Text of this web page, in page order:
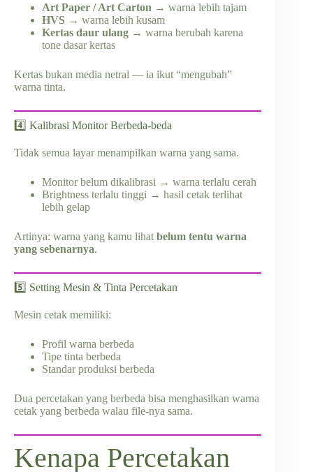
Art Paper / Art Carton → warna lebih tajam
HVS → warna lebih kusam
Kertas daur ulang → warna berubah karena
tone dasar kertas
Kertas bukan media netral — ia ikut “mengubah”
warna tinta.
4️⃣ Kalibrasi Monitor Berbeda-beda
Tidak semua layar menampilkan warna yang sama.
Monitor belum dikalibrasi → warna terlalu cerah
Brightness terlalu tinggi → hasil cetak terlihat
lebih gelap
Artinya: warna yang kamu lihat belum tentu warna
yang sebenarnya.
5️⃣ Setting Mesin & Tinta Percetakan
Mesin cetak memiliki:
Profil warna berbeda
Tipe tinta berbeda
Standar produksi berbeda
Dua percetakan yang berbeda bisa menghasilkan warna
cetak yang berbeda walau file-nya sama.
Kenapa Percetakan